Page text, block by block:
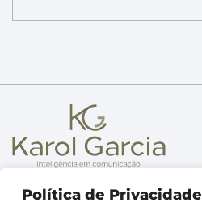
Política de Privacidade
Sobre